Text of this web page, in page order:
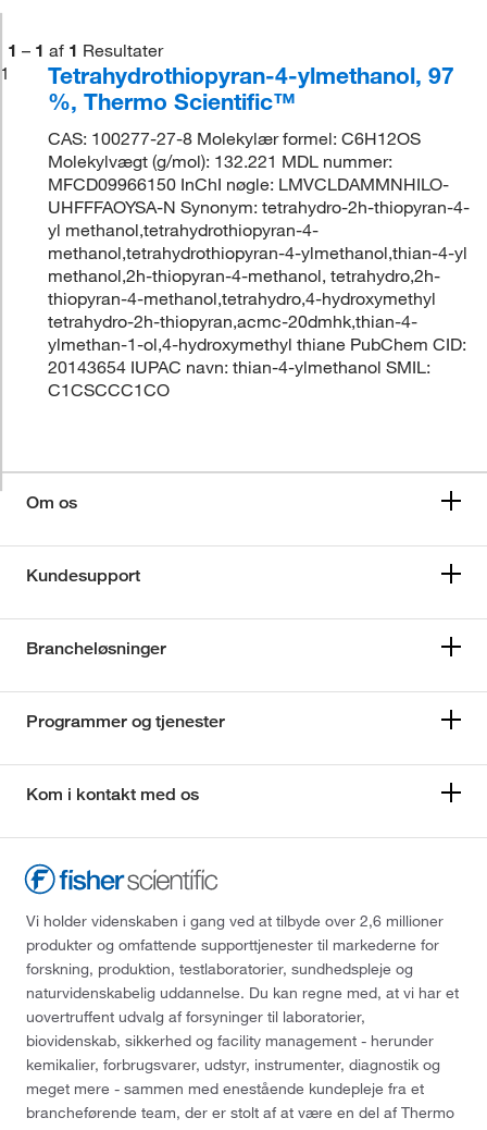
1 – 1 af 1 Resultater
1
Tetrahydrothiopyran-4-ylmethanol, 97
%, Thermo Scientific™
CAS: 100277-27-8 Molekylær formel: C6H12OS
Molekylvægt (g/mol): 132.221 MDL nummer:
MFCD09966150 InChI nøgle: LMVCLDAMMNHILO-
UHFFFAOYSA-N Synonym: tetrahydro-2h-thiopyran-4-
yl methanol,tetrahydrothiopyran-4-
methanol,tetrahydrothiopyran-4-ylmethanol,thian-4-yl
methanol,2h-thiopyran-4-methanol, tetrahydro,2h-
thiopyran-4-methanol,tetrahydro,4-hydroxymethyl
tetrahydro-2h-thiopyran,acmc-20dmhk,thian-4-
ylmethan-1-ol,4-hydroxymethyl thiane PubChem CID:
20143654 IUPAC navn: thian-4-ylmethanol SMIL:
C1CSCCC1CO
Om os
Kundesupport
Brancheløsninger
Programmer og tjenester
Kom i kontakt med os
Vi holder videnskaben i gang ved at tilbyde over 2,6 millioner
produkter og omfattende supporttjenester til markederne for
forskning, produktion, testlaboratorier, sundhedspleje og
naturvidenskabelig uddannelse. Du kan regne med, at vi har et
uovertruffent udvalg af forsyninger til laboratorier,
biovidenskab, sikkerhed og facility management - herunder
kemikalier, forbrugsvarer, udstyr, instrumenter, diagnostik og
meget mere - sammen med enestående kundepleje fra et
brancheførende team, der er stolt af at være en del af Thermo